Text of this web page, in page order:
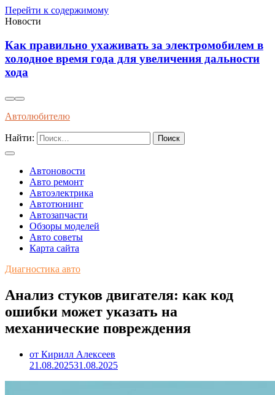
Перейти к содержимому
Новости
за электромобилем в
для увеличения дальности
Современные
профилактики
Автолюбителю
Найти:
Автоновости
Авто ремонт
Автоэлектрика
Автотюнинг
Автозапчасти
Обзоры моделей
Авто советы
Карта сайта
Диагностика авто
Анализ стуков двигателя: как код
ошибки может указать на
механические повреждения
от Кирилл Алексеев
21.08.202531.08.2025